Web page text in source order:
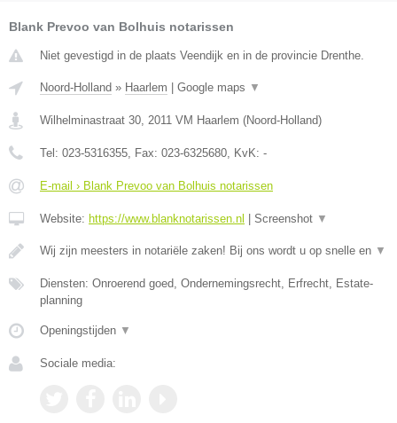
Blank Prevoo van Bolhuis notarissen
Niet gevestigd in de plaats Veendijk en in de provincie Drenthe.
Noord-Holland » Haarlem Google maps ▼
Wilhelminastraat 30, 2011 VM Haarlem (Noord-Holland)
Tel: 023-5316355, Fax: 023-6325680, KvK: -
E-mail › Blank Prevoo van Bolhuis notarissen
Website: https://www.blanknotarissen.nl Screenshot ▼
Wij zijn meesters in notariële zaken! Bij ons wordt u op snelle en ▼
Diensten: Onroerend goed, Ondernemingsrecht, Erfrecht, Estate-
planning
Openingstijden ▼
Sociale media: